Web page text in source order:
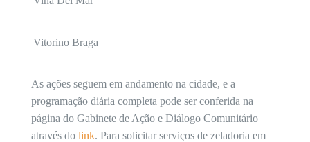
Vitorino Braga
As ações seguem em andamento na cidade, e a
programação diária completa pode ser conferida na
página do Gabinete de Ação e Diálogo Comunitário
através dolink. Para solicitar serviços de zeladoria em